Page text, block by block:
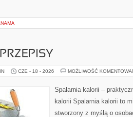
CZE - 18 - 2026 MOŻLIWOŚĆ
Spalarnia kalorii –
kalorii Spalarnia kalorii to
stworzony z myślą o